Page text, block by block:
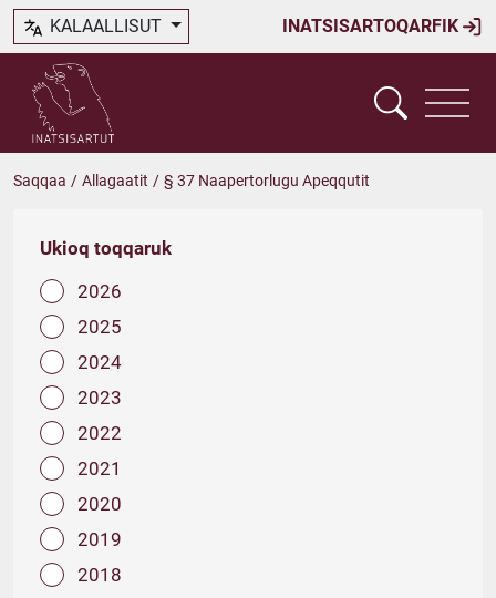
INATSISARTOQARFIK
KALAALLISUT
Saqqaa / Allagaatit / § 37 Naapertorlugu Apeqqutit
Ukioq toqqaruk
2026
2025
2024
2023
2022
2021
2020
2019
2018